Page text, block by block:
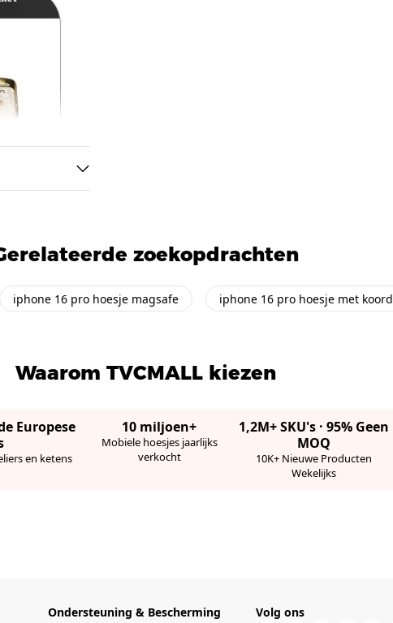
zoekopdrachten
iphone 16 pro hoesje magsafe iphone 16 pro hoesje met koord
Waarom TVCMALL kiezen
Europese
en ketens
10 miljoen+
Mobiele hoesjes jaarlijks
verkocht
1,2M+ SKU's · 95% Geen
MOQ
10K+ Nieuwe Producten
Wekelijks
Ondersteuning & Bescherming Volg ons